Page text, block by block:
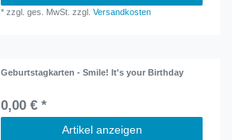
*zzgl. ges. MwSt. zzgl.Versandkosten
Geburtstagkarten - Smile! It's your Birthday
0,00 € *
Artikel anzeigen